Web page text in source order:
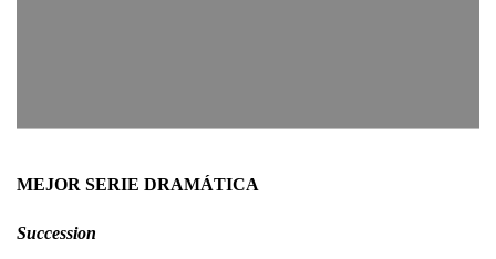
MEJOR SERIE DRAMÁTICA
Succession